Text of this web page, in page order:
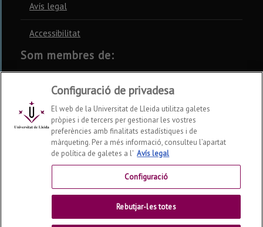
Avís legal
Accessibilitat
Som membres de:
CSUC REBIUN CRUE
Xarxes socials
Configuració de privadesa
El web de la Universitat de Lleida utilitza galetes
pròpies i de tercers per gestionar les vostres
preferències amb finalitats estadístiques i de
màrqueting. Per a més informació, consulteu l’apartat
de política de galetes a l' Avís legal
Configuració
Rebutjar-les totes